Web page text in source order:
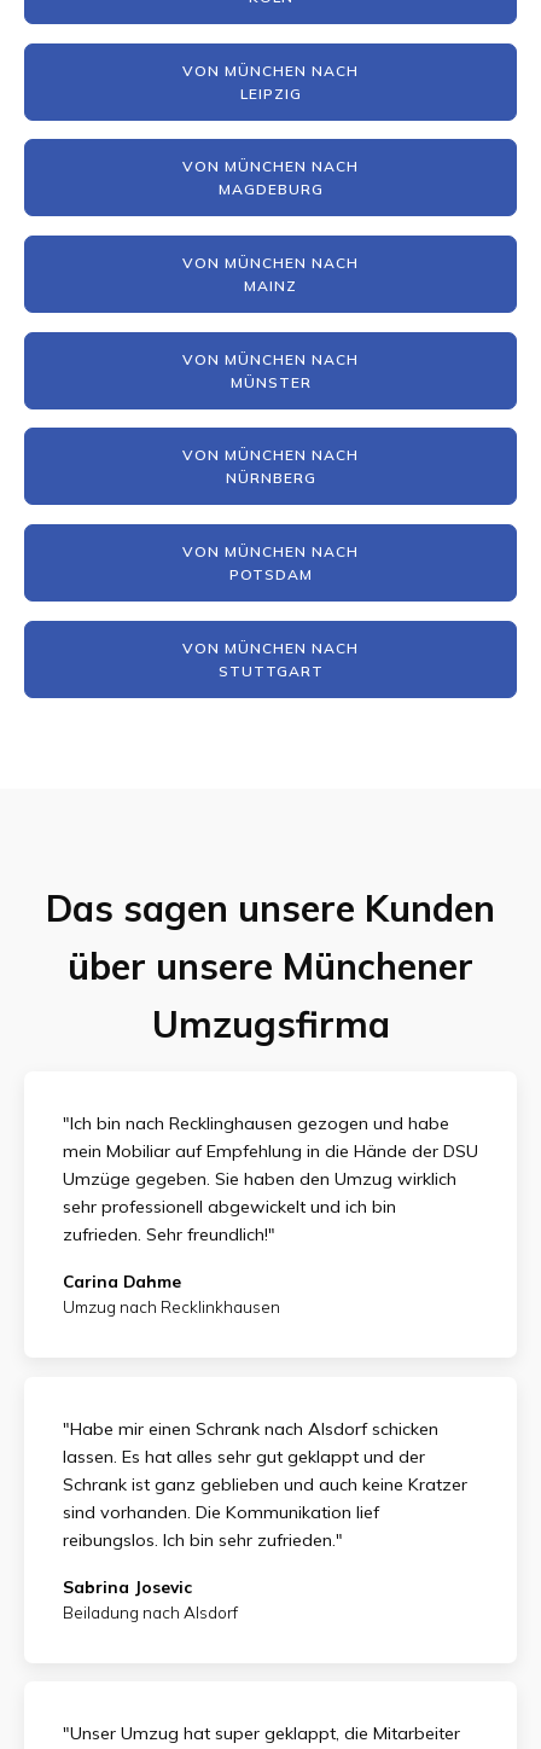
VON MÜNCHEN NACH
LEIPZIG
VON MÜNCHEN NACH
MAGDEBURG
VON MÜNCHEN NACH
MAINZ
VON MÜNCHEN NACH
MÜNSTER
VON MÜNCHEN NACH
NÜRNBERG
VON MÜNCHEN NACH
POTSDAM
VON MÜNCHEN NACH
STUTTGART
Das sagen unsere Kunden
über unsere Münchener
Umzugsfirma
"Ich bin nach Recklinghausen gezogen und habe
mein Mobiliar auf Empfehlung in die Hände der DSU
Umzüge gegeben. Sie haben den Umzug wirklich
sehr professionell abgewickelt und ich bin
zufrieden. Sehr freundlich!"
Carina Dahme
Umzug nach Recklinkhausen
"Habe mir einen Schrank nach Alsdorf schicken
lassen. Es hat alles sehr gut geklappt und der
Schrank ist ganz geblieben und auch keine Kratzer
sind vorhanden. Die Kommunikation lief
reibungslos. Ich bin sehr zufrieden."
Sabrina Josevic
Beiladung nach Alsdorf
"Unser Umzug hat super geklappt, die Mitarbeiter